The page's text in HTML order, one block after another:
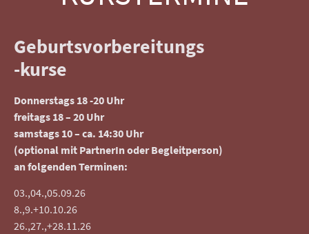
Geburtsvorbereitungs
-kurse
Donnerstags 18 -20 Uhr
freitags 18 – 20 Uhr
samstags 10 – ca. 14:30 Uhr
(optional mit PartnerIn oder Begleitperson)
an folgenden Terminen:
03.,04.,05.09.26
8.,9.+10.10.26
26.,27.,+28.11.26